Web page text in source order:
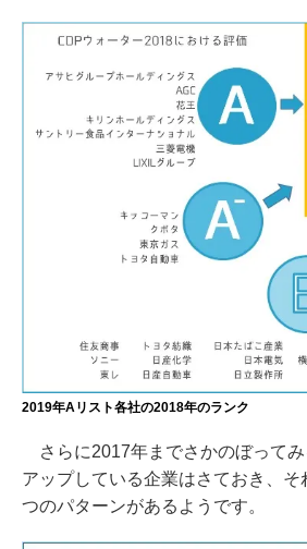
2019年Aリスト各社の2018年のランク
さらに2017年までさかのぼってみ
アップしている企業はさておき、
つのパターンがあるようです。